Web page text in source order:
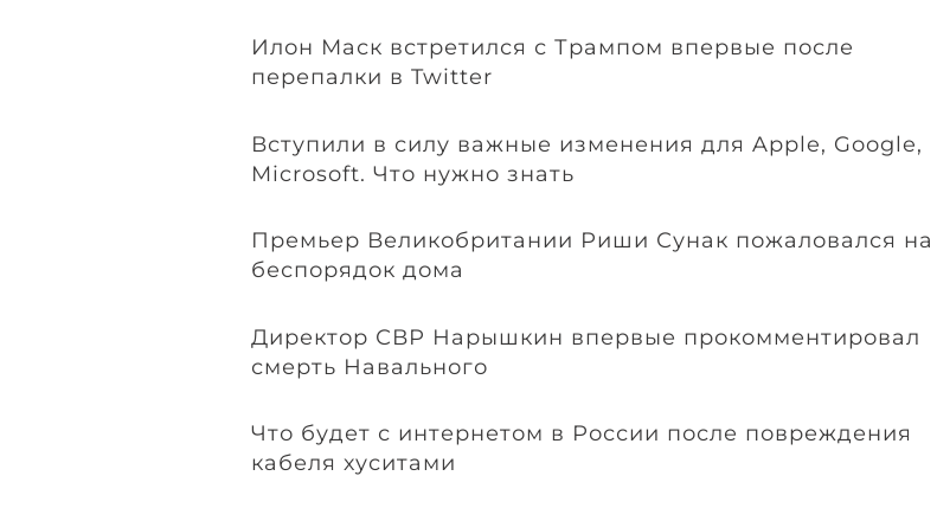
Илон Маск встретился с Трампом впервые после
перепалки в Twitter
Вступили в силу важные изменения для Apple, Google,
Microsoft. Что нужно знать
Премьер Великобритании Риши Сунак пожаловался на
беспорядок дома
Директор СВР Нарышкин впервые прокомментировал
смерть Навального
Что будет с интернетом в России после повреждения
кабеля хуситами